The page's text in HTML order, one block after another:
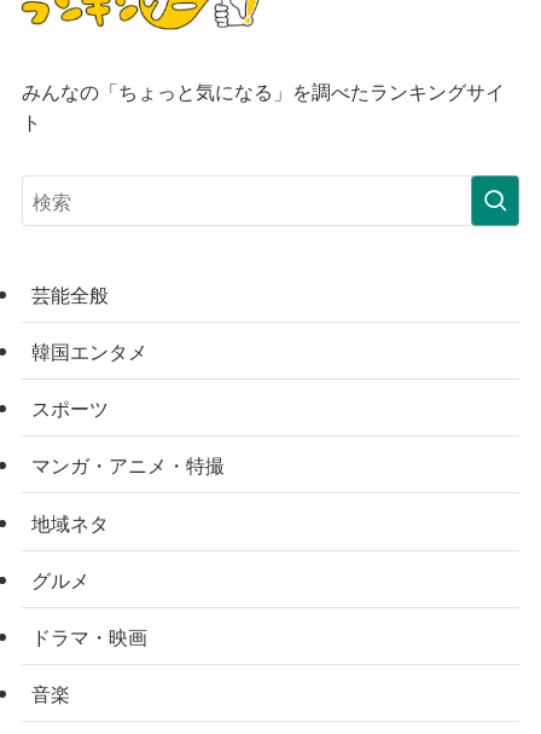
みんなの「ちょっと気になる」を調べたランキングサイ
ト
芸能全般
韓国エンタメ
スポーツ
マンガ・アニメ・特撮
地域ネタ
グルメ
ドラマ・映画
音楽